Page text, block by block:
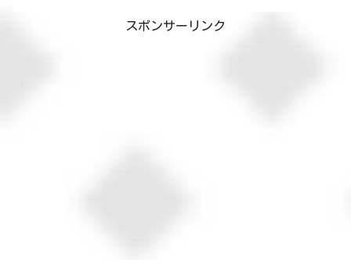
とき親は何を思っていたん...
スポンサーリンク